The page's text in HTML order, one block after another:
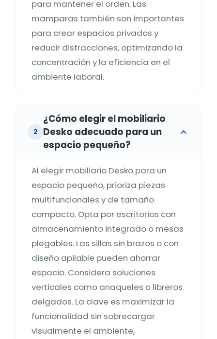
para mantener el orden. Las
mamparas también son importantes
para crear espacios privados y
reducir distracciones, optimizando la
concentración y la eficiencia en el
ambiente laboral.
2
¿Cómo elegir el mobiliario
Desko adecuado para un
espacio pequeño?
Al elegir mobiliario Desko para un
espacio pequeño, prioriza piezas
multifuncionales y de tamaño
compacto. Opta por escritorios con
almacenamiento integrado o mesas
plegables. Las sillas sin brazos o con
diseño apilable pueden ahorrar
espacio. Considera soluciones
verticales como anaqueles o libreros
delgados. La clave es maximizar la
funcionalidad sin sobrecargar
visualmente el ambiente,